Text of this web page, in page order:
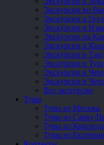
Экскурсии во
Экскурсии в
Экскурсии в
Экскурсии на
Экскурсии в
Экскурсии в
Экскурсии в
Экскурсии в
Экскурсии в
Все экскурсии
Туры
Туры из Москвы
Туры из Санкт-
Туры из
Туры из